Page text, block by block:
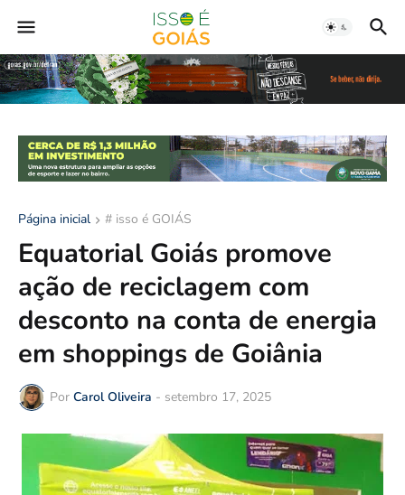
Página inicial # isso é GOIÁS
Equatorial Goiás promove
ação de reciclagem com
desconto na conta de energia
em shoppings de Goiânia
Por Carol Oliveira - setembro 17, 2025